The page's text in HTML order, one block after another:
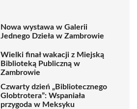
Nowa wystawa w Galerii
Jednego Dzieła w Zambrowie
Wielki finał wakacji z Miejską
Biblioteką Publiczną w
Zambrowie
Czwarty dzień „Bibliotecznego
Globtrotera”: Wspaniała
przygoda w Meksyku